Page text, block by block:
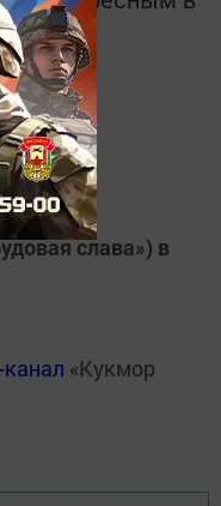
в
MАХ:
слава») в
«Кукмор